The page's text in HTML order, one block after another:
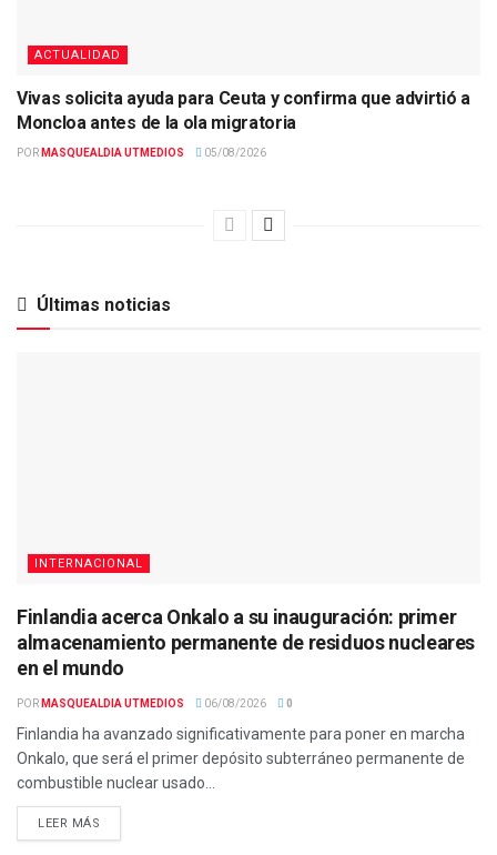
ACTUALIDAD
Vivas solicita ayuda para Ceuta y confirma que advirtió a
Moncloa antes de la ola migratoria
POR MASQUEALDIA UTMEDIOS 05/08/2026
Últimas noticias
INTERNACIONAL
Finlandia acerca Onkalo a su inauguración: primer
almacenamiento permanente de residuos nucleares
en el mundo
POR MASQUEALDIA UTMEDIOS 06/08/2026 0
Finlandia ha avanzado significativamente para poner en marcha
Onkalo, que será el primer depósito subterráneo permanente de
combustible nuclear usado...
LEER MÁS